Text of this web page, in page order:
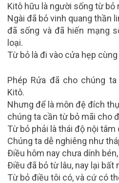
Kitô hữu là người sống từ bỏ
Ngài đã bỏ vinh quang thần
đã sống và đã hiến mạng
loại.
Từ bỏ là đi vào cửa hẹp
Phép Rửa đã cho chúng ta
Kitô.
Nhưng để là môn đệ đích
chúng ta cần từ bỏ mãi cho
Từ bỏ phải là thái độ nội tâm
Chúng ta dễ nghiêng như
Ðiều hôm nay chưa dính
Ðiều đã bỏ từ lâu, nay lại bất
Từ bỏ điều tôi có, và cứ có